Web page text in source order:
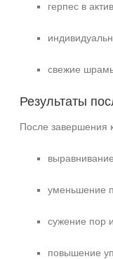
герпес в
свежие
Результаты
После завершения
уменьшение
сужение пор
повышение